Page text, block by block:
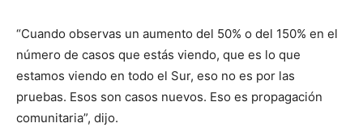
“Cuando observas un aumento del 50% o del 150% en el
número de casos que estás viendo, que es lo que
estamos viendo en todo el Sur, eso no es por las
pruebas. Esos son casos nuevos. Eso es propagación
comunitaria”, dijo.